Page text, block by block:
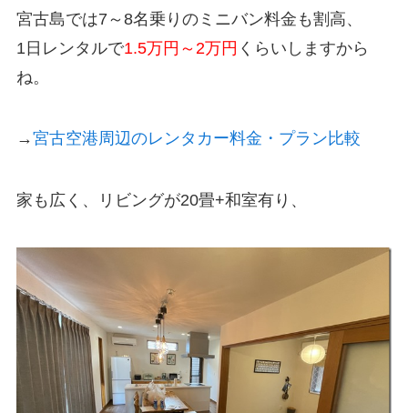
宮古島では7～8名乗りのミニバン料金も割高、
1日レンタルで1.5万円～2万円 くらいしますから
ね。
→宮古空港周辺のレンタカー料金・プラン比較
家も広く、リビングが20畳+和室有り、